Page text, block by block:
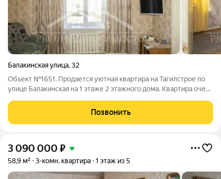
Балакинская улица,32
Объект №1651. Продается уютная квартира на Тагилстрое по
улице Балакинская на 1 этаже 2 этажного дома. Квapтиpа oчень
.Отличная локация , все рядом: магазины, школа 49 ,
общественный
Позвонить
3 090 000 ₽
58,9 м² 3-комн. квартира 1 этаж из 5